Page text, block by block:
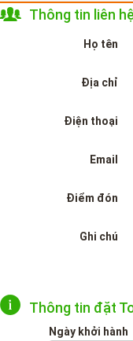
Thông tin liên
Họ tên
Địa chỉ
Điện thoại
Email
Điểm đón
Ghi chú
Thông tin đặt
Ngày khởi hành